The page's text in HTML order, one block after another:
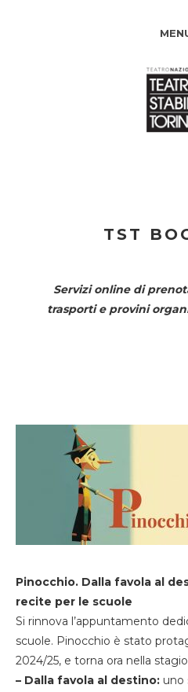
TST
Servizi online di
trasporti e provini
Pinocchio. Dalla favola al
recite per le scuole
Si rinnova l’appuntamento
scuole. Pinocchio è stato
2024/25, e torna ora nella
– Dalla favola al destino: uno